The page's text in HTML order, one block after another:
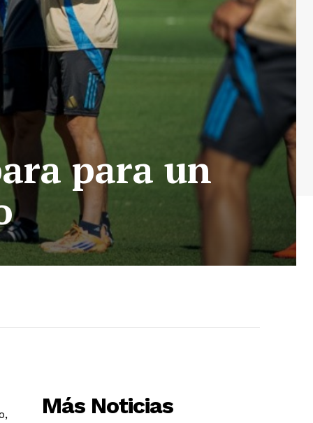
para un
Más Noticias